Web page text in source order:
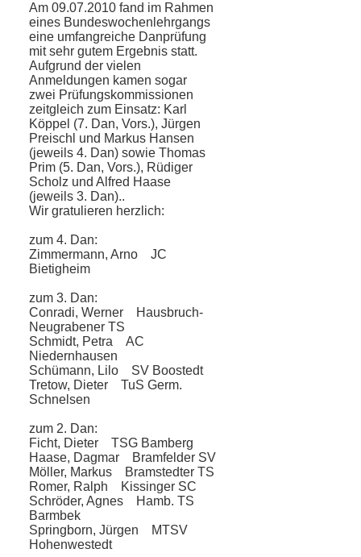
Am 09.07.2010 fand im Rahmen
eines Bundeswochenlehrgangs
eine umfangreiche Danprüfung
mit sehr gutem Ergebnis statt.
Aufgrund der vielen
Anmeldungen kamen sogar
zwei Prüfungskommissionen
zeitgleich zum Einsatz: Karl
Köppel (7. Dan, Vors.), Jürgen
Preischl und Markus Hansen
(jeweils 4. Dan) sowie Thomas
Prim (5. Dan, Vors.), Rüdiger
Scholz und Alfred Haase
(jeweils 3. Dan)..
Wir gratulieren herzlich:
zum 4. Dan:
Zimmermann, Arno JC
Bietigheim
zum 3. Dan:
Conradi, Werner Hausbruch-
Neu­grabener TS
Schmidt, Petra AC
Niedernhausen
Schümann, Lilo SV Boostedt
Tretow, Dieter TuS Germ.
Schnelsen
zum 2. Dan:
Ficht, Dieter TSG Bamberg
Haase, Dagmar Bramfelder SV
Möller, Markus Bramstedter TS
Romer, Ralph Kissinger SC
Schröder, Agnes Hamb. TS
Barmbek
Springborn, Jürgen MTSV
Hohenwestedt